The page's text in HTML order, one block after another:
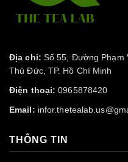
Địa chỉ: Số 55, Đường Phạm
Thủ Đức, TP. Hồ Chí Minh
Điện thoại: 0965878420
Email:
THÔNG TIN